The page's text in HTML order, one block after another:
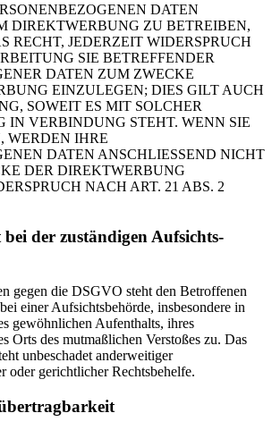
DATEN
DIREKTWERBUNG ZU BETREIBEN,
RECHT, JEDERZEIT WIDERSPRUCH
SIE BETREFFENDER
DATEN ZUM ZWECKE
EINZULEGEN; DIES GILT AUCH
SOWEIT ES MIT SOLCHER
IN VERBINDUNG STEHT. WENN SIE
WERDEN IHRE
DATEN ANSCHLIESSEND NICHT
DER DIREKTWERBUNG
NACH ART. 21 ABS. 2
bei der zuständigen Aufsichts­
gegen die DSGVO steht den Betroffenen
einer Aufsichtsbehörde, insbesondere in
gewöhnlichen Aufenthalts, ihres
Orts des mutmaßlichen Verstoßes zu. Das
unbeschadet anderweitiger
oder gerichtlicher Rechtsbehelfe.